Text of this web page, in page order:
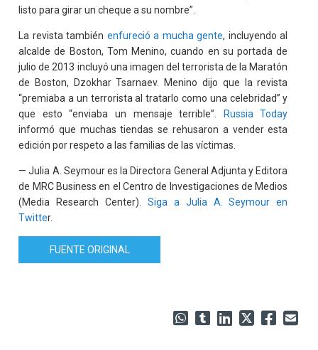
listo para girar un cheque a su nombre”.
La revista también enfureció a mucha gente, incluyendo al
alcalde de Boston, Tom Menino, cuando en su portada de
julio de 2013 incluyó una imagen del terrorista de la Maratón
de Boston, Dzokhar Tsarnaev. Menino dijo que la revista
“premiaba a un terrorista al tratarlo como una celebridad” y
que esto “enviaba un mensaje terrible”.
Russia Today
informó que muchas tiendas se rehusaron a vender esta
edición por respeto a las familias de las víctimas.
— Julia A. Seymour es la Directora General Adjunta y Editora
de MRC Business en el Centro de Investigaciones de Medios
(Media Research Center). Siga a Julia A. Seymour en
Twitter.
FUENTE ORIGINAL